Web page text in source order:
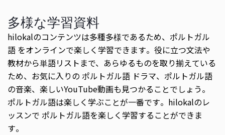
多様な学習資料
hilokalのコンテンツは多種多様であるため、ポルトガル
語 をオンラインで楽しく学習できます。役に立つ文法や
教材から単語リストまで、あらゆるものを取り揃えている
ため、お気に入りの ポルトガル語 ドラマ、ポルトガル語
の音楽、楽しいYouTube動画も見つかることでしょう。
ポルトガル語は楽しく学ぶことが一番です。hilokalのレ
ッスンで ポルトガル語を楽しく学習することができま
す。